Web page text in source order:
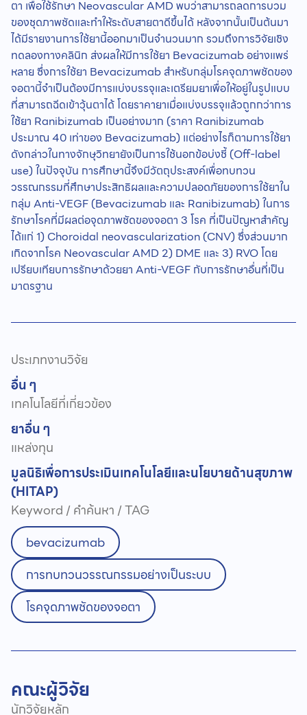
ตา เพื่อใช้รักษา Neovascular AMD พบว่าสามารถลดการบวม
ของชุดภาพชัดและทำให้ระดับสายตาดีขึ้นได้ หลังจากนั้นเป็นต้นมา
ได้มีรายงานการใช้ยานี้ออกมาเป็นจำนวนมาก รวมถึงการวิจัยเชิง
ทดลองทางคลินิก ส่งผลให้มีการใช้ยา Bevacizumab อย่างแพร่
หลาย ซึ่งการใช้ยา Bevacizumab สำหรับกลุ่มโรคจุดภาพชัดของ
จอตานี้จำเป็นต้องมีการแบ่งบรรจุและเตรียมยาเพื่อให้อยู่ในรูปแบบ
ที่สามารถฉีดเข้าวุ้นตาได้ โดยราคายาเมื่อแบ่งบรรจุแล้วถูกกว่าการ
ใช้ยา Ranibizumab เป็นอย่างมาก (ราคา Ranibizumab
ประมาณ 40 เท่าของ Bevacizumab) แต่อย่างไรก็ตามการใช้ยา
ดังกล่าวในทางจักษุวิทยายังเป็นการใช้นอกข้อบ่งชี้ (Off-label
use) ในปัจจุบัน การศึกษานี้จึงมีวัตถุประสงค์เพื่อทบทวน
วรรณกรรมที่ศึกษาประสิทธิผลและความปลอดภัยของการใช้ยาใน
กลุ่ม Anti-VEGF (Bevacizumab และ Ranibizumab) ในการ
รักษาโรคที่มีผลต่อจุดภาพชัดของจอตา 3 โรค ที่เป็นปัญหาสำคัญ
ได้แก่ 1) Choroidal neovascularization (CNV) ซึ่งส่วนมาก
เกิดจากโรค Neovascular AMD 2) DME และ 3) RVO โดย
เปรียบเทียบการรักษาด้วยยา Anti-VEGF กับการรักษาอื่นที่เป็น
มาตรฐาน
ประเภทงานวิจัย
อื่น ๆ
เทคโนโลยีที่เกี่ยวข้อง
ยาอื่น ๆ
แหล่งทุน
มูลนิธิเพื่อการประเมินเทคโนโลยีและนโยบายด้านสุขภาพ
(HITAP)
Keyword / คำค้นหา / TAG
bevacizumab
การทบทวนวรรณกรรมอย่างเป็นระบบ
โรคจุดภาพชัดของจอตา
คณะผู้วิจัย
นักวิจัยหลัก